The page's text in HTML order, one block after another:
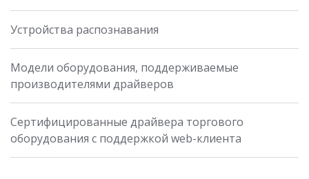
Устройства распознавания
Модели оборудования, поддерживаемые
производителями драйверов
Сертифицированные драйвера торгового
оборудования с поддержкой web-клиента